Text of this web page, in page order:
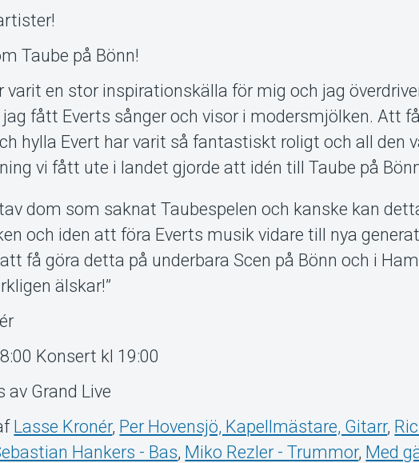
Taube på Bönn!
varit en stor inspirationskälla för mig och jag
fått Everts sånger och visor i modersmjölken. Att
hylla Evert har varit så fantastiskt roligt och all den
vi fått ute i landet gjorde att idén till Taube på
dom som saknat Taubespelen och kanske kan
och iden att föra Everts musik vidare till nya
få göra detta på underbara Scen på Bönn och i
älskar!”
Konsert kl 19:00
av Grand Live
Lasse Kronér, Per Hovensjö, Kapellmästare, Gitarr,
Hankers - Bas, Miko Rezler - Trummor, Med